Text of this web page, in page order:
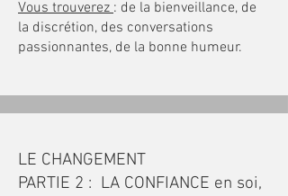
Vous trouverez: de la bienveillance, de
la discrétion, des conversations
passionnantes, de la bonne humeur.
LE CHANGEMENT
PARTIE 2 : LA CONFIANCE en soi,